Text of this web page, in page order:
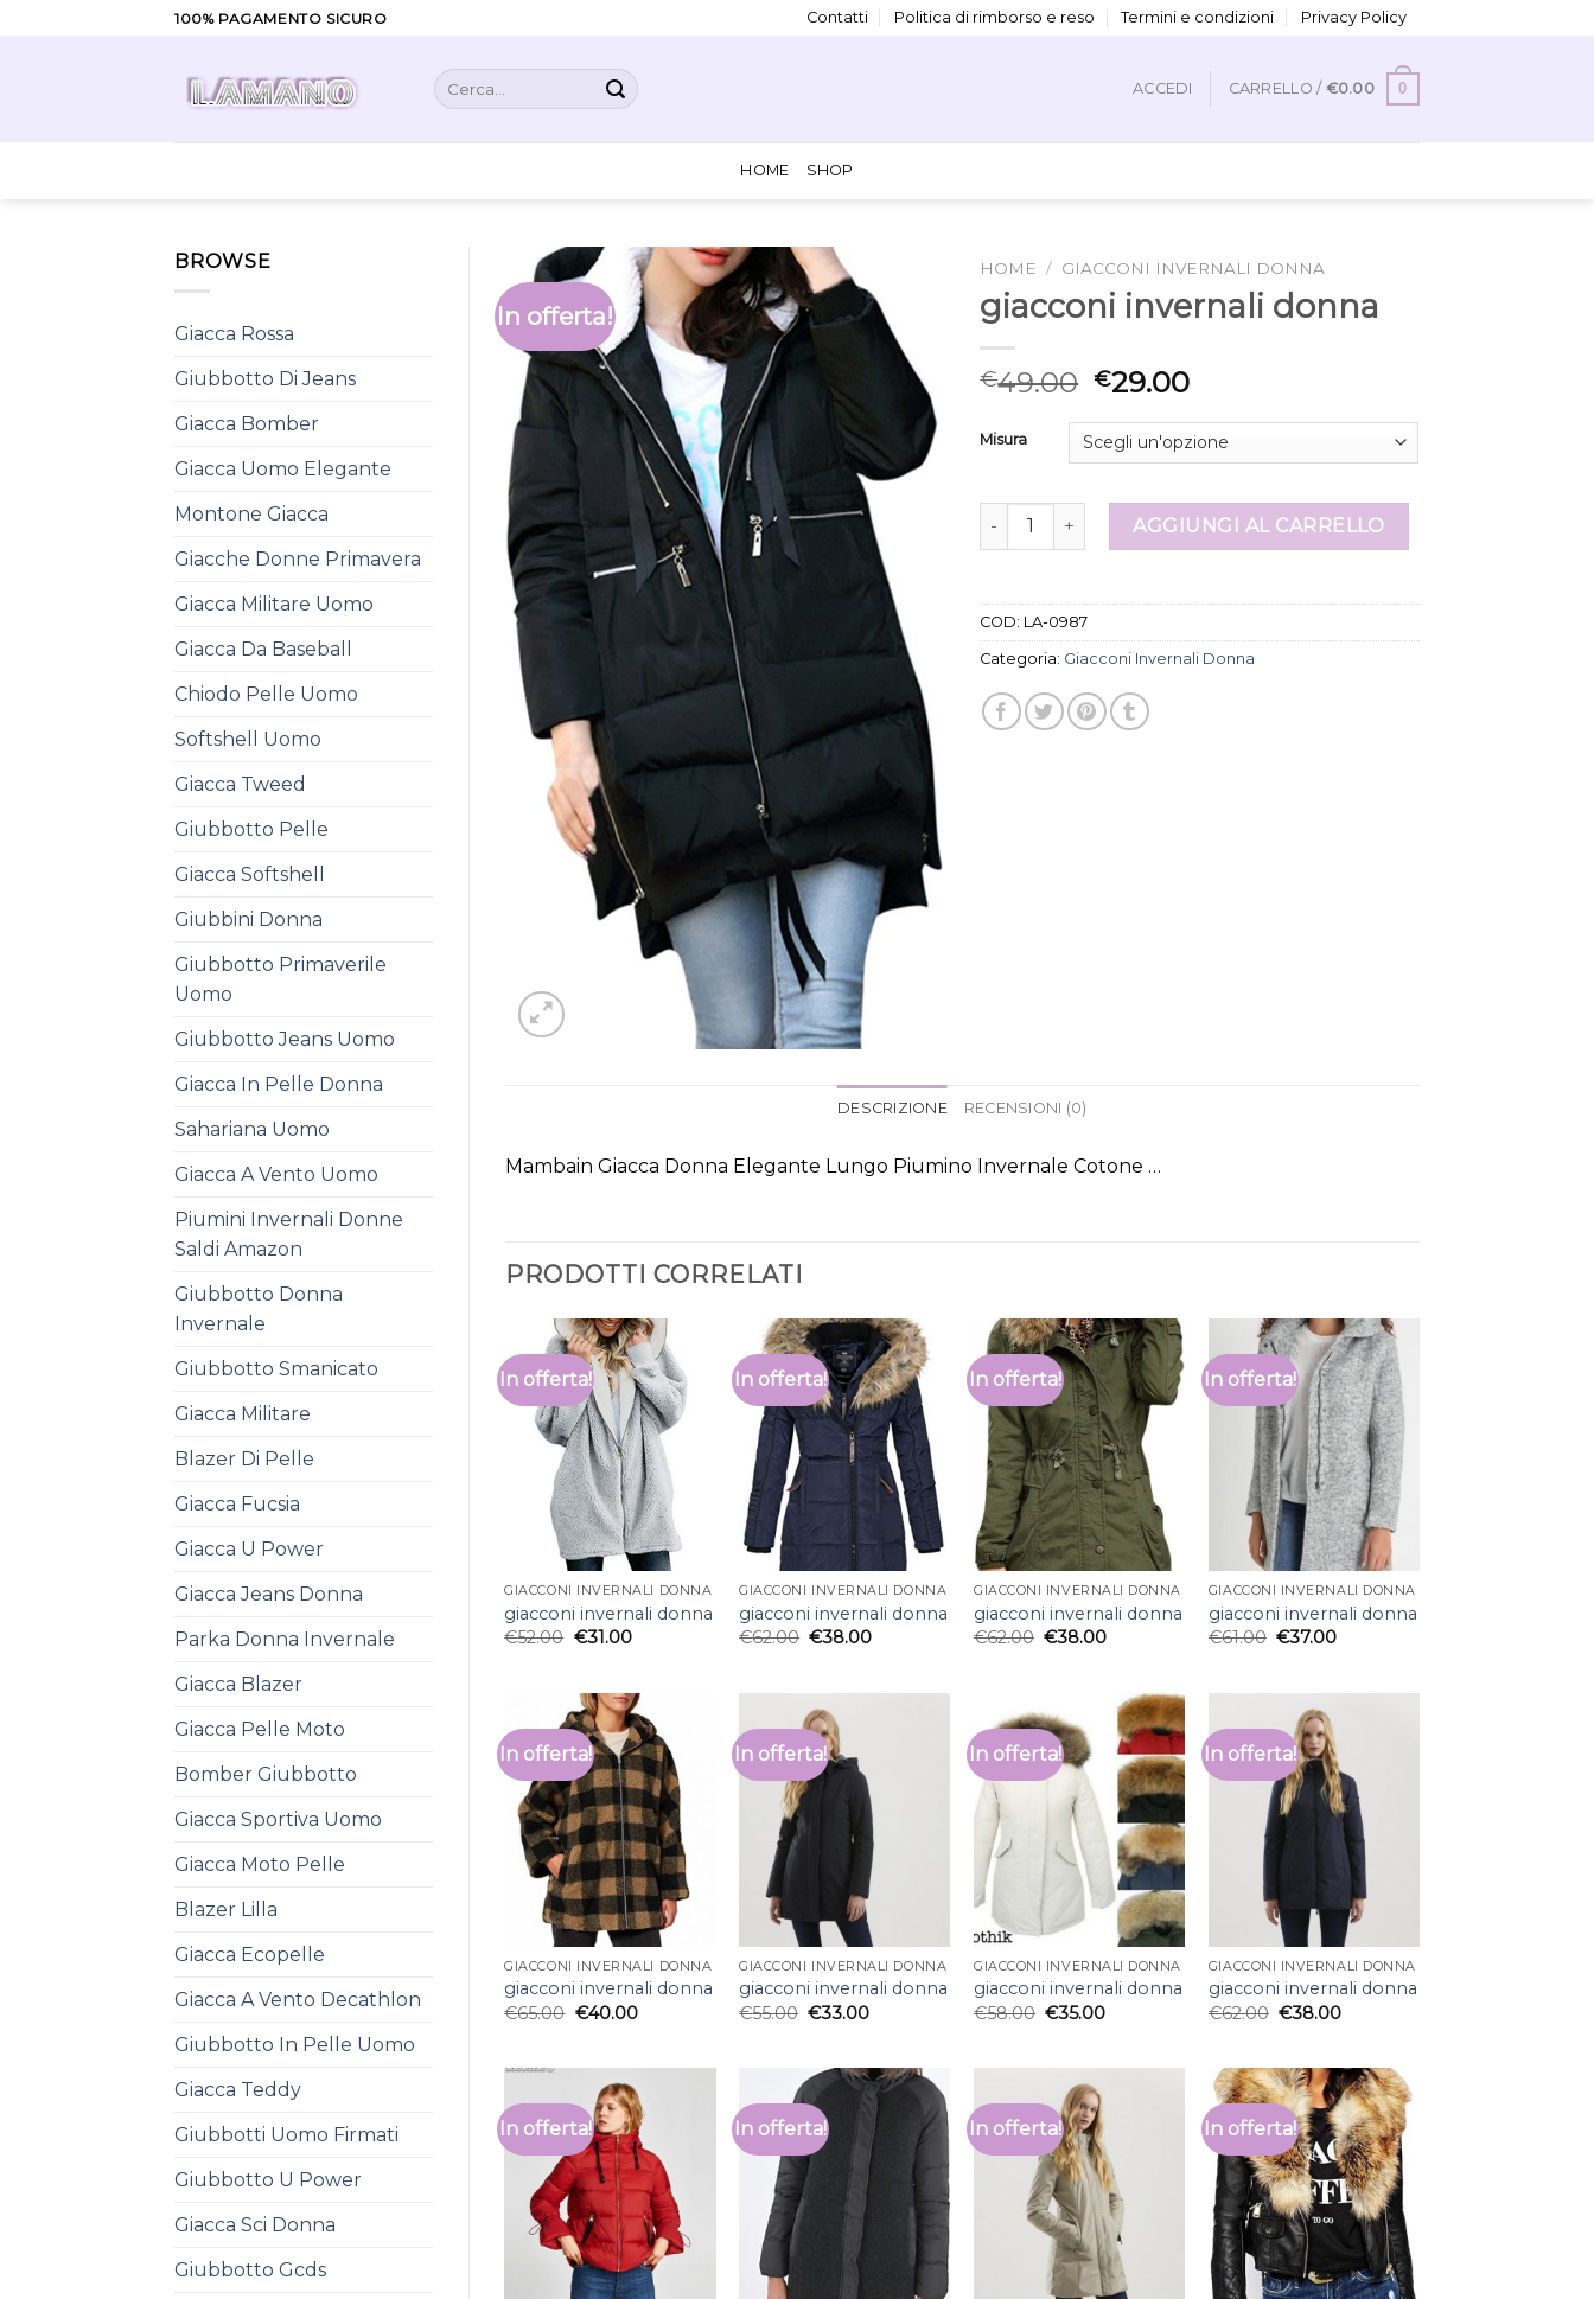
100% PAGAMENTO SICURO Contatti Politica di rimborso e reso Termini e condizioni Privacy Policy
Cerca:
ACCEDI CARRELLO / €0.00 0
HOME SHOP
BROWSE
Giacca Rossa
Giubbotto Di Jeans
Giacca Bomber
Giacca Uomo Elegante
Montone Giacca
Giacche Donne Primavera
Giacca Militare Uomo
Giacca Da Baseball
Chiodo Pelle Uomo
Softshell Uomo
Giacca Tweed
Giubbotto Pelle
Giacca Softshell
Giubbini Donna
Giubbotto Primaverile
Uomo
Giubbotto Jeans Uomo
Giacca In Pelle Donna
Sahariana Uomo
Giacca A Vento Uomo
Piumini Invernali Donne
Saldi Amazon
Giubbotto Donna
Invernale
Giubbotto Smanicato
Giacca Militare
Blazer Di Pelle
Giacca Fucsia
Giacca U Power
Giacca Jeans Donna
Parka Donna Invernale
Giacca Blazer
Giacca Pelle Moto
Bomber Giubbotto
Giacca Sportiva Uomo
Giacca Moto Pelle
Blazer Lilla
Giacca Ecopelle
Giacca A Vento Decathlon
Giubbotto In Pelle Uomo
Giacca Teddy
Giubbotti Uomo Firmati
Giubbotto U Power
Giacca Sci Donna
Giubbotto Gcds
In offerta!
HOME / GIACCONI INVERNALI DONNA
giacconi invernali donna
€49.00 €29.00
Misura
giacconi invernali donna quantità
AGGIUNGI AL CARRELLO
COD: LA-0987
Categoria: Giacconi Invernali Donna
DESCRIZIONE RECENSIONI (0)
Mambain Giacca Donna Elegante Lungo Piumino Invernale Cotone …
PRODOTTI CORRELATI
In offerta!
GIACCONI INVERNALI DONNA
giacconi invernali donna
€52.00 €31.00
In offerta!
GIACCONI INVERNALI DONNA
giacconi invernali donna
€62.00 €38.00
In offerta!
GIACCONI INVERNALI DONNA
giacconi invernali donna
€62.00 €38.00
In offerta!
GIACCONI INVERNALI DONNA
giacconi invernali donna
€61.00 €37.00
In offerta!
GIACCONI INVERNALI DONNA
giacconi invernali donna
€65.00 €40.00
In offerta!
GIACCONI INVERNALI DONNA
giacconi invernali donna
€55.00 €33.00
In offerta!
GIACCONI INVERNALI DONNA
giacconi invernali donna
€58.00 €35.00
In offerta!
GIACCONI INVERNALI DONNA
giacconi invernali donna
€62.00 €38.00
In offerta! In offerta! In offerta! In offerta!